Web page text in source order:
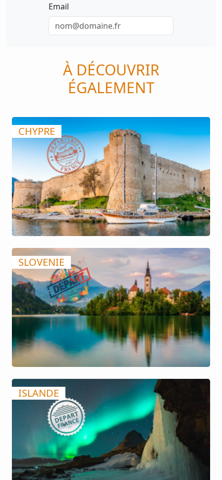
Email
À DÉCOUVRIR
ÉGALEMENT
CHYPRE
SLOVENIE
ISLANDE